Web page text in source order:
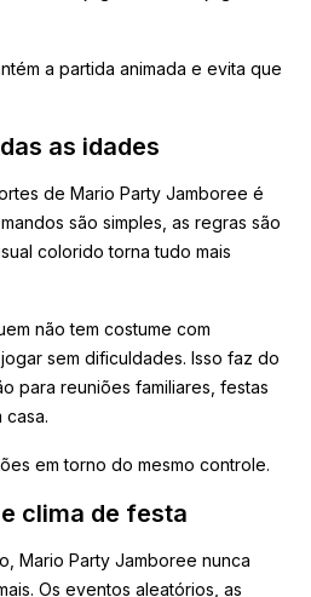
a partida animada e evita que
as idades
de Mario Party Jamboree é
são simples, as regras são
colorido torna tudo mais
não tem costume com
sem dificuldades. Isso faz do
para reuniões familiares, festas
casa.
em torno do mesmo controle.
clima de festa
Mario Party Jamboree nunca
Os eventos aleatórios, as